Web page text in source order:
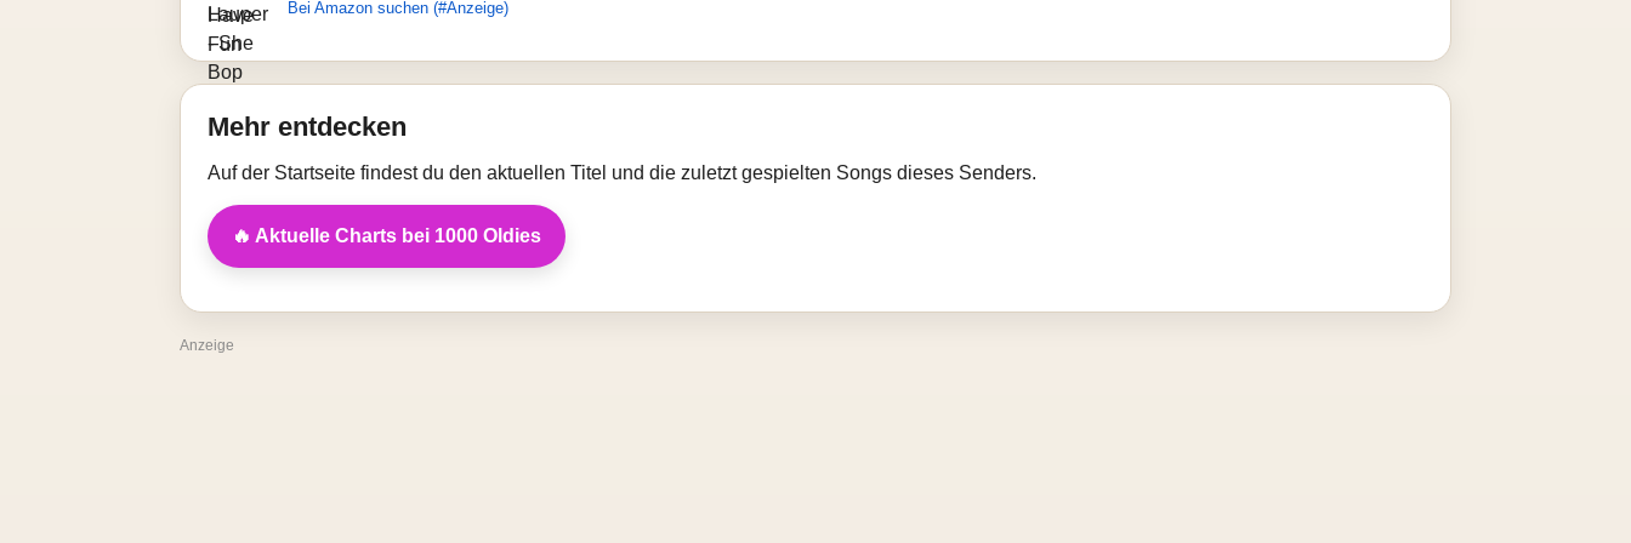
Bei Amazon suchen (#Anzeige)
Mehr entdecken
Auf der Startseite findest du den aktuellen Titel und die zuletzt gespielten Songs dieses Senders.
🔥 Aktuelle Charts bei 1000 Oldies
Anzeige